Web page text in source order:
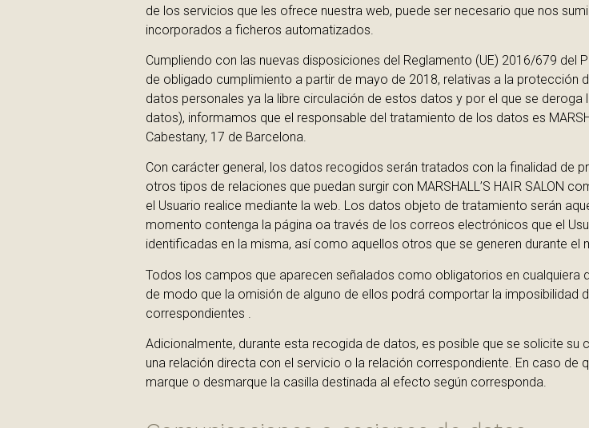
de los servicios que les ofrece nuestra web, puede ser necesario que nos
incorporados a ficheros automatizados.
Cumpliendo con las nuevas disposiciones del Reglamento (UE) 2016/679 del
de obligado cumplimiento a partir de mayo de 2018, relativas a la protección
datos personales ya la libre circulación de estos datos y por el que se
datos), informamos que el responsable del tratamiento de los datos es
Cabestany, 17 de Barcelona.
Con carácter general, los datos recogidos serán tratados con la finalidad de
otros tipos de relaciones que puedan surgir con MARSHALL’S HAIR SALON
el Usuario realice mediante la web. Los datos objeto de tratamiento serán
momento contenga la página oa través de los correos electrónicos que el
identificadas en la misma, así como aquellos otros que se generen durante
Todos los campos que aparecen señalados como obligatorios en cualquiera
de modo que la omisión de alguno de ellos podrá comportar la imposibilidad
correspondientes .
Adicionalmente, durante esta recogida de datos, es posible que se solicite
una relación directa con el servicio o la relación correspondiente. En caso
marque o desmarque la casilla destinada al efecto según corresponda.